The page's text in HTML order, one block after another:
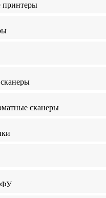
сканеры